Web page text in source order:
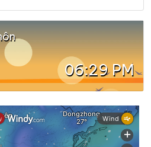
06:29 PM